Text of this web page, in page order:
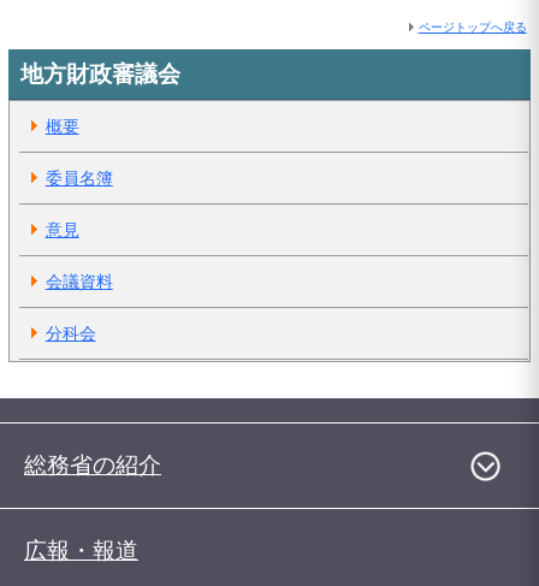
ページトップへ戻る
地方財政審議会
概要
委員名簿
意見
会議資料
分科会
総務省の紹介
広報・報道